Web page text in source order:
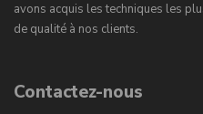
avons acquis les techniques les
de qualité à nos clients.
Contactez-nous